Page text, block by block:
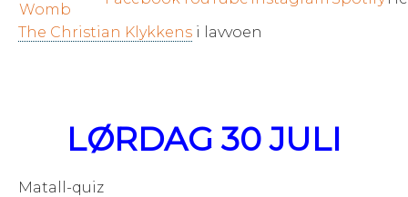
Womb
The Christian Klykkens i lavvoen
LØRDAG 30 JULI
Matall-quiz